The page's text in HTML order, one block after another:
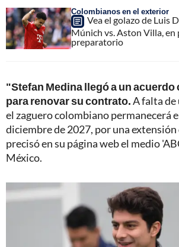
Colombianos en el exterior
Vea el golazo de Luis
Múnich vs. Aston Villa,
preparatorio
"Stefan Medina llegó a un acuerdo
para renovar su contrato.A falta de
el zaguero colombiano permanecerá
diciembre de 2027, por una extensión
precisó en su página web el medio
México.